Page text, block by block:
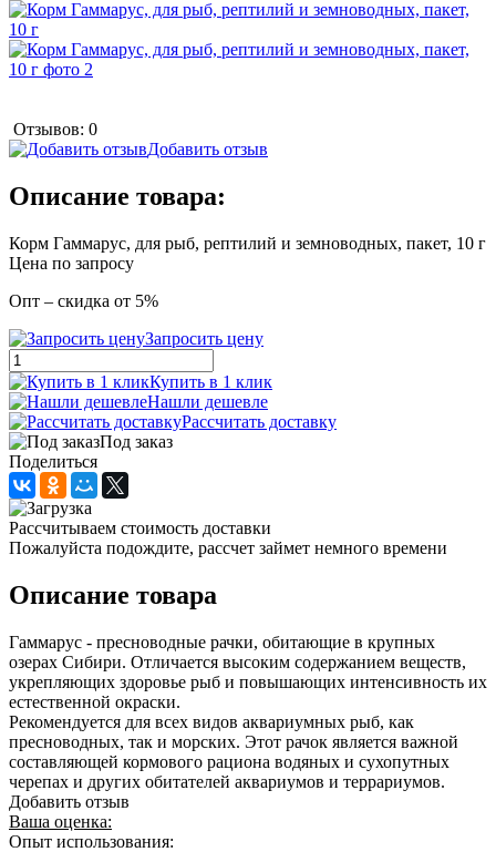
Отзывов: 0
Добавить отзыв
Описание товара:
Корм Гаммарус, для рыб, рептилий и земноводных, пакет, 10 г
Цена по запросу
Опт – скидка от 5%
Запросить цену
Купить в 1 клик
Нашли дешевле
Рассчитать доставку
Под заказ
Поделиться
Рассчитываем стоимость доставки
Пожалуйста подождите, рассчет займет немного времени
Описание товара
Гаммарус - пресноводные рачки, обитающие в крупных
озерах Сибири. Отличается высоким содержанием веществ,
укрепляющих здоровье рыб и повышающих интенсивность их
естественной окраски.
Рекомендуется для всех видов аквариумных рыб, как
пресноводных, так и морских. Этот рачок является важной
составляющей кормового рациона водяных и сухопутных
черепах и других обитателей аквариумов и террариумов.
Добавить отзыв
Ваша оценка:
Опыт использования: